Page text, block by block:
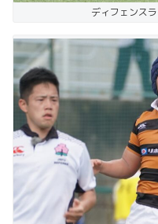
ディフェンス